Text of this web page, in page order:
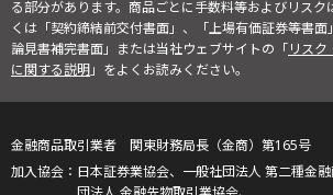
る部分があります。商品ごとに手数料等およびリスク
くは「契約締結前交付書面」、「上場有価証券等書
論見書補完書面」または当社ウェブサイトの「リス
に関する説明」をよくお読みください。
金融商品取引業者 関東財務局長（金商）第165号
日本証券業協会、一般社団法人 第二種金